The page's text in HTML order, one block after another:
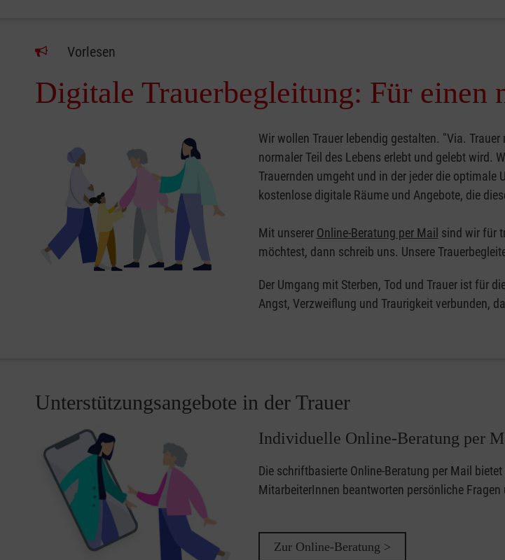
Vorlesen
Digitale Trauerbegleitung: Für einen
Wir wollen Trauer lebendig gestalten. "Via.
normaler Teil des Lebens erlebt und gelebt wird.
Trauernden umgeht und in der jeder die
kostenlose digitale Räume und Angebote, die
Mit unserer Online-Beratung per Mail sind wir für
möchtest, dann schreib uns. Unsere
Der Umgang mit Sterben, Tod und Trauer ist für
Angst, Verzweiflung und Traurigkeit verbunden,
Unterstützungsangebote in der Trauer
Individuelle Online-Beratung per
Die schriftbasierte Online-Beratung per Mail
MitarbeiterInnen beantworten persönliche
Zur Online-Beratung >